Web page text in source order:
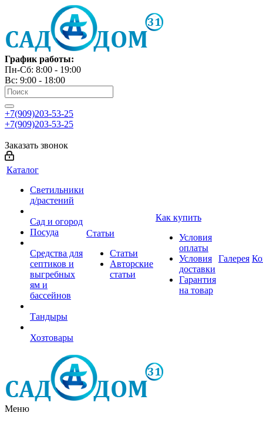
График работы:
Пн-Сб: 8:00 - 19:00
Вс: 9:00 - 18:00
+7(909)203-53-25
+7(909)203-53-25
Заказать звонок
Каталог
Светильники
д/растений
Сад и огород
Посуда
Средства для
септиков и
выгребных
ям и
бассейнов
Тандыры
Хозтовары
Статьи
Статьи
Авторские
статьи
Как купить
Условия
оплаты
Условия
доставки
Гарантия
на товар
Галерея
Меню